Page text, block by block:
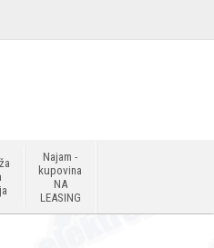
Najam -
kupovina
NA
LEASING